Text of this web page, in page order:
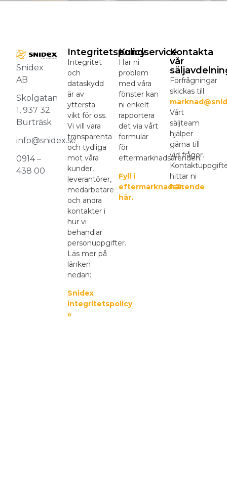
Snidex
AB
Skolgatan
1, 937 32
Burträsk
info@snidex.se
0914 –
438 00
Integritetspolicy
Integritet
och
dataskydd
är av
yttersta
vikt för oss.
Vi vill vara
transparenta
och tydliga
mot våra
kunder,
leverantörer,
medarbetare
och andra
kontakter i
hur vi
behandlar
personuppgifter.
Läs mer på
länken
nedan:
Snidex
integritetspolicy
»
Kundservice
Har ni
problem
med våra
fönster kan
ni enkelt
rapportera
det via vårt
formulär
för
eftermarknadsärenden.
Fyll i
eftermarknadsärende
här.
Kontakta
vår
Förfrågningar
skickas till
Vårt
säljteam
hjälper
gärna till
vid frågor.
hittar ni
här.